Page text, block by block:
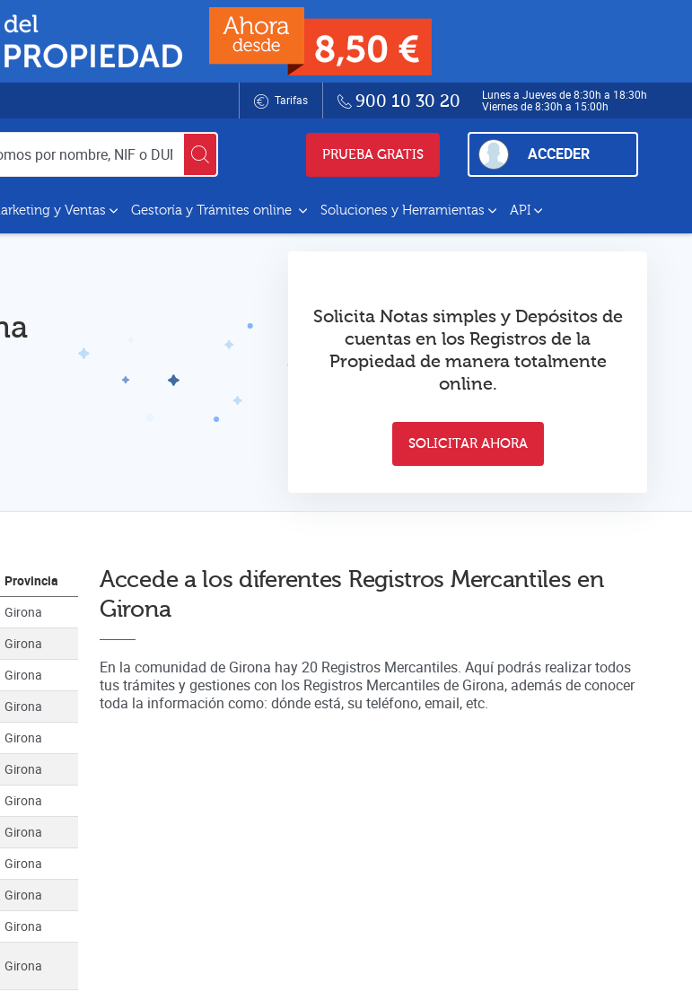
Tarifas 900 10 30 20
Lunes a Jueves de 8:30h a 18:30h
Viernes de 8:30h a 15:00h
PRUEBA GRATIS ACCEDER
y Ventas Gestoría y Trámites online Soluciones y Herramientas API
Solicita Notas simples y Depósitos de
cuentas en los Registros de la
Propiedad de manera totalmente
online.
SOLICITAR AHORA
Accede a los diferentes Registros Mercantiles en
Girona
En la comunidad de Girona hay20 Registros Mercantiles. Aquí podrás realizar todos
tus trámites y gestiones con los Registros Mercantiles de Girona, además de conocer
toda la información como: dónde está, su teléfono, email, etc.
Provincia
Girona
Girona
Girona
Girona
Girona
Girona
Girona
Girona
Girona
Girona
Girona
Girona